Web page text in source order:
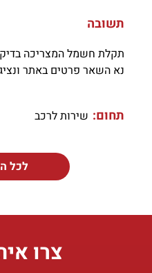
תשובה
תקלת חשמל המצריכה
נא השאר פרטים באתר
תחום: שירות לרכב
לכל
צרו